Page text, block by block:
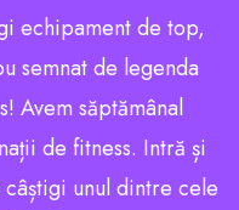
echipament de top,
semnat de legenda
Avem săptămânal
de fitness. Intră și
unul dintre cele